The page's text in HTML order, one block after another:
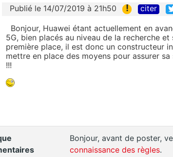
Publié le 14/07/2019 à 21h50 ! citer
Bonjour, Huawei étant actuellement en
5G, bien placés au niveau de la recherche
première place, il est donc un constructeur
mettre en place des moyens pour assurer
!!!
Bonjour, avant de poster,
connaissance des règles.